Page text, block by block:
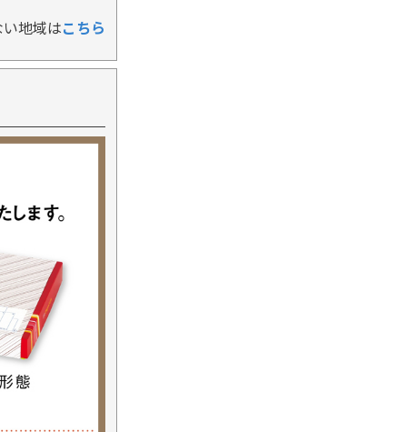
地域はこちら